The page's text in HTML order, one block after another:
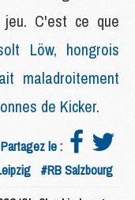
jeu. C'est ce que
Löw, hongrois
maladroitement
de Kicker.
le :
#RB Salzbourg